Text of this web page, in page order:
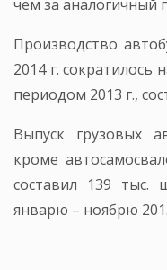
чем за аналогичный
Производство
2014 г. сократилось
периодом 2013 г.,
Выпуск грузовых
кроме
составил 139 тыс.
январю – ноябрю